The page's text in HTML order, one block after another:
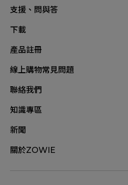
支援、問與答
下載
產品註冊
線上購物常見問題
聯絡我們
知識專區
新聞
關於ZOWIE